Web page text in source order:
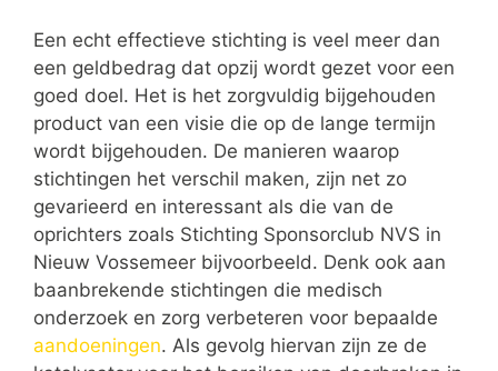
Een echt effectieve stichting is veel meer dan
een geldbedrag dat opzij wordt gezet voor een
goed doel. Het is het zorgvuldig bijgehouden
product van een visie die op de lange termijn
wordt bijgehouden. De manieren waarop
stichtingen het verschil maken, zijn net zo
gevarieerd en interessant als die van de
oprichters zoals Stichting Sponsorclub NVS in
Nieuw Vossemeer bijvoorbeeld. Denk ook aan
baanbrekende stichtingen die medisch
onderzoek en zorg verbeteren voor bepaalde
aandoeningen. Als gevolg hiervan zijn ze de